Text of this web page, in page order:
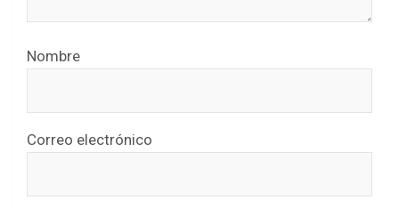
Nombre
Correo electrónico